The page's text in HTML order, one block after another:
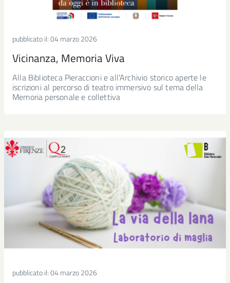
pubblicato il:04 marzo 2026
Vicinanza, Memoria Viva
Alla Biblioteca Pieraccioni e all'Archivio storico aperte le
iscrizioni al percorso di teatro immersivo sul tema della
Memoria personale e collettiva
pubblicato il:04 marzo 2026